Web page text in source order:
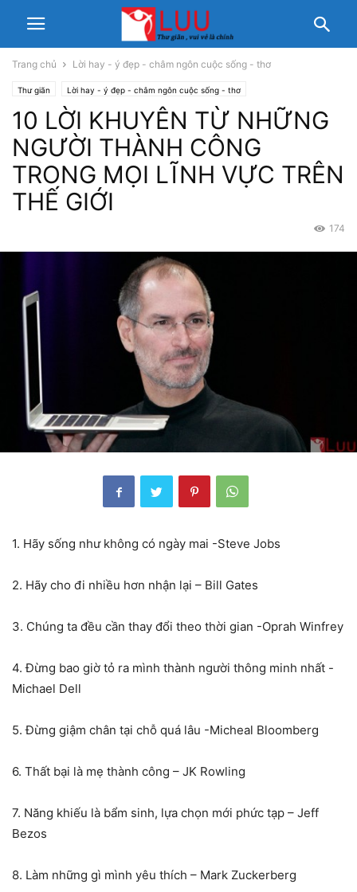
Trang chủ Lời hay - ý đẹp - châm ngôn cuộc sống - thơ
Thư giãn Lời hay - ý đẹp - châm ngôn cuộc sống - thơ
10 LỜI KHUYÊN TỪ NHỮNG
NGƯỜI THÀNH CÔNG
TRONG MỌI LĨNH VỰC TRÊN
THẾ GIỚI
174
1. Hãy sống như không có ngày mai -Steve Jobs
2. Hãy cho đi nhiều hơn nhận lại – Bill Gates
3. Chúng ta đều cần thay đổi theo thời gian -Oprah Winfrey
4. Đừng bao giờ tỏ ra mình thành người thông minh nhất -
Michael Dell
5. Đừng giậm chân tại chỗ quá lâu -Micheal Bloomberg
6. Thất bại là mẹ thành công – JK Rowling
7. Năng khiếu là bẩm sinh, lựa chọn mới phức tạp – Jeff
Bezos
8. Làm những gì mình yêu thích – Mark Zuckerberg